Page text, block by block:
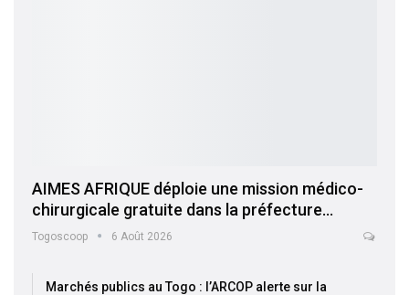
AIMES AFRIQUE déploie une mission médico-
chirurgicale gratuite dans la préfecture…
Togoscoop 6 Août 2026
Marchés publics au Togo : l’ARCOP alerte sur la